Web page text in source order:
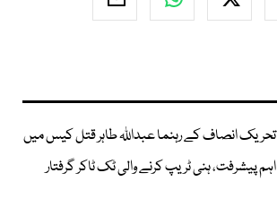
تحریک انصاف کے رہنما عبداللہ طاہر قتل کیس میں
اہم پیشرفت، ہنی ٹریپ کرنے والی ٹک ٹاکر گرفتار